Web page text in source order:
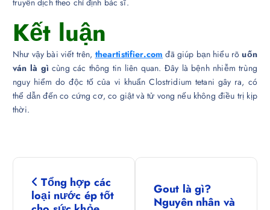
Kết luận
Như vậy bài viết trên, theartistifier.com đã giúp bạn hiểu rõuốn
ván là gì cùng các thông tin liên quan. Đây là bệnh nhiễm trùng
nguy hiểm do độc tố của vi khuẩn Clostridium tetani gây ra, có
thể dẫn đến co cứng cơ, co giật và tử vong nếu không điều trị kịp
thời.
Đ
Tổng hợp các
loại nước ép tốt
Gout là gì?
Nguyên nhân và